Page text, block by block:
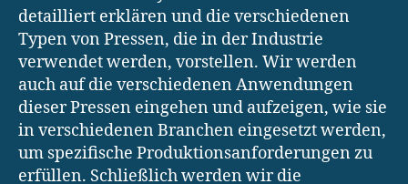
detailliert erklären und die verschiedenen
Typen von Pressen, die in der Industrie
verwendet werden, vorstellen. Wir werden
auch auf die verschiedenen Anwendungen
dieser Pressen eingehen und aufzeigen, wie sie
in verschiedenen Branchen eingesetzt werden,
um spezifische Produktionsanforderungen zu
erfüllen. Schließlich werden wir die